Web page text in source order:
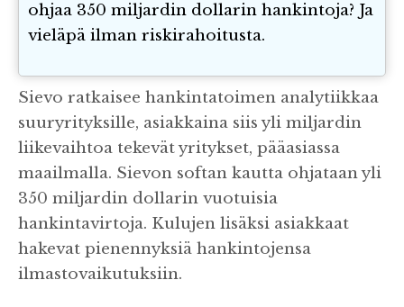
ohjaa 350 miljardin dollarin hankintoja? Ja
vieläpä ilman riskirahoitusta.
Sievo ratkaisee hankintatoimen analytiikkaa
suuryrityksille, asiakkaina siis yli miljardin
liikevaihtoa tekevät yritykset, pääasiassa
maailmalla. Sievon softan kautta ohjataan yli
350 miljardin dollarin vuotuisia
hankintavirtoja. Kulujen lisäksi asiakkaat
hakevat pienennyksiä hankintojensa
ilmastovaikutuksiin.